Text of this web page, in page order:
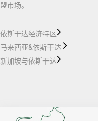
盟市场。
依斯干达经济特区
马来西亚&依斯干达
新加坡与依斯干达